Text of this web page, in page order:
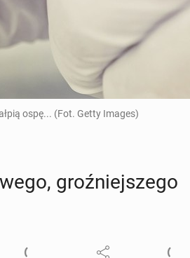
ospę... (Fot. Getty Images)
groź­niej­sze­go